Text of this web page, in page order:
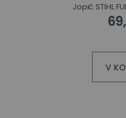
Jopič STIHL
V